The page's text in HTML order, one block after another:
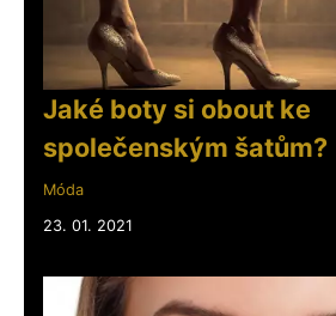
Jaké boty si obout ke
společenským šatům?
Móda
23. 01. 2021